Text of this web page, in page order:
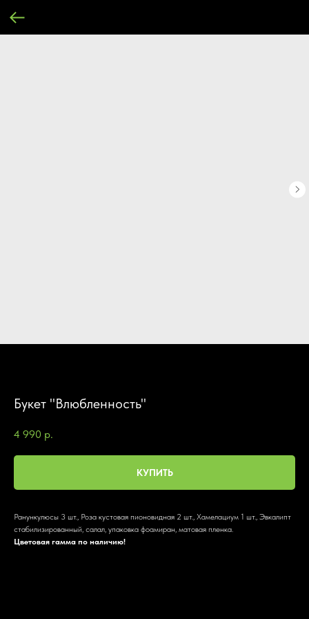
Букет "Влюбленность"
4 990 р.
КУПИТЬ
Ранункулюсы 3 шт., Роза кустовая пионовидная 2 шт., Хамелациум 1 шт., Эвкалипт
стабилизированный, салал, упаковка фоамиран, матовая пленка.
Цветовая гамма по наличию!